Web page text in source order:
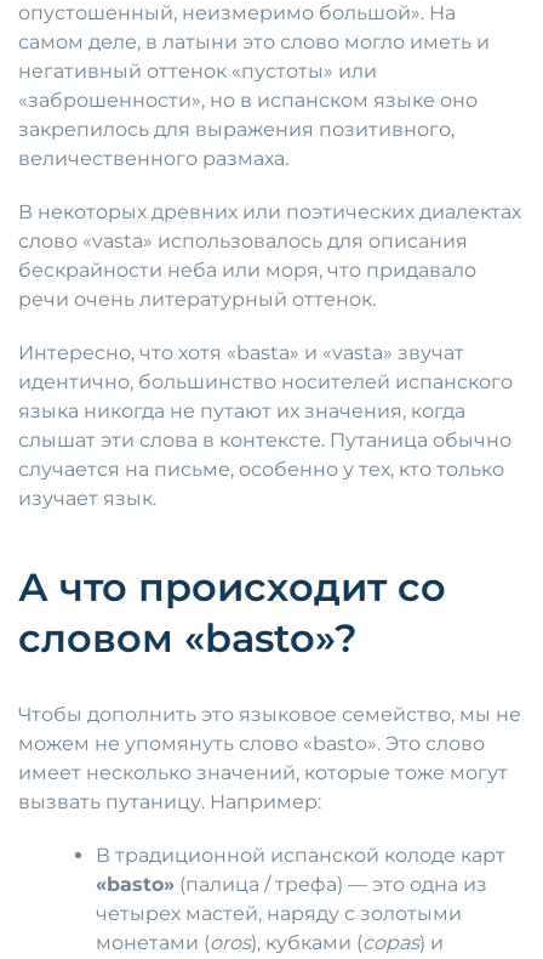
опустошенный, неизмеримо большой». На
самом деле, в латыни это слово могло иметь и
негативный оттенок «пустоты» или
«заброшенности», но в испанском языке оно
закрепилось для выражения позитивного,
величественного размаха.
В некоторых древних или поэтических диалектах
слово «vasta» использовалось для описания
бескрайности неба или моря, что придавало
речи очень литературный оттенок.
Интересно, что хотя «basta» и «vasta» звучат
идентично, большинство носителей испанского
языка никогда не путают их значения, когда
слышат эти слова в контексте. Путаница обычно
случается на письме, особенно у тех, кто только
изучает язык.
А что происходит со
словом «basto»?
Чтобы дополнить это языковое семейство, мы не
можем не упомянуть слово «basto». Это слово
имеет несколько значений, которые тоже могут
вызвать путаницу. Например:
В традиционной испанской колоде карт
«basto» (палица / трефа) — это одна из
четырех мастей, наряду с золотыми
монетами (oros), кубками (copas) и